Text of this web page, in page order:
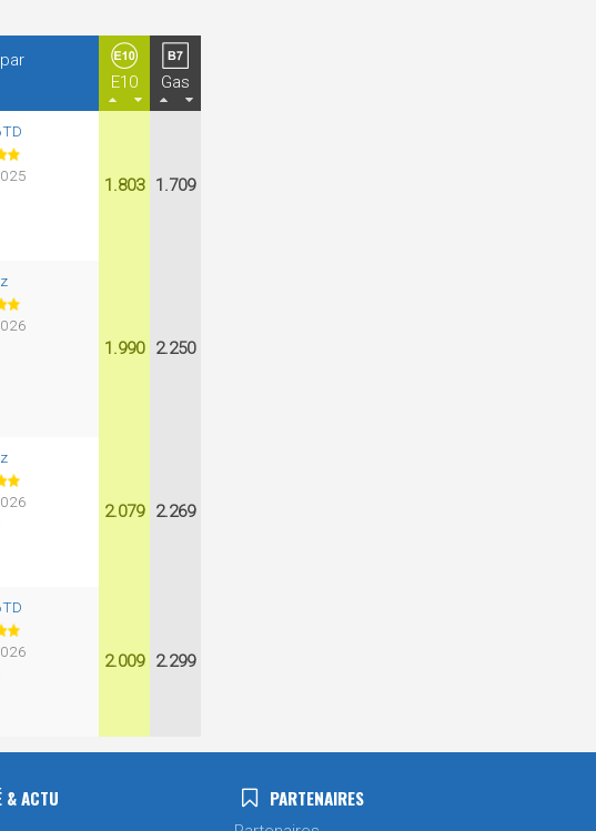
E10
Gas
1.803 1.709
1.990 2.250
2.079 2.269
2.009 2.299
& ACTU PARTENAIRES